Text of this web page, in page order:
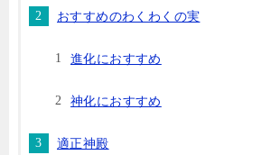
おすすめのわくわくの実
進化におすすめ
神化におすすめ
適正神殿